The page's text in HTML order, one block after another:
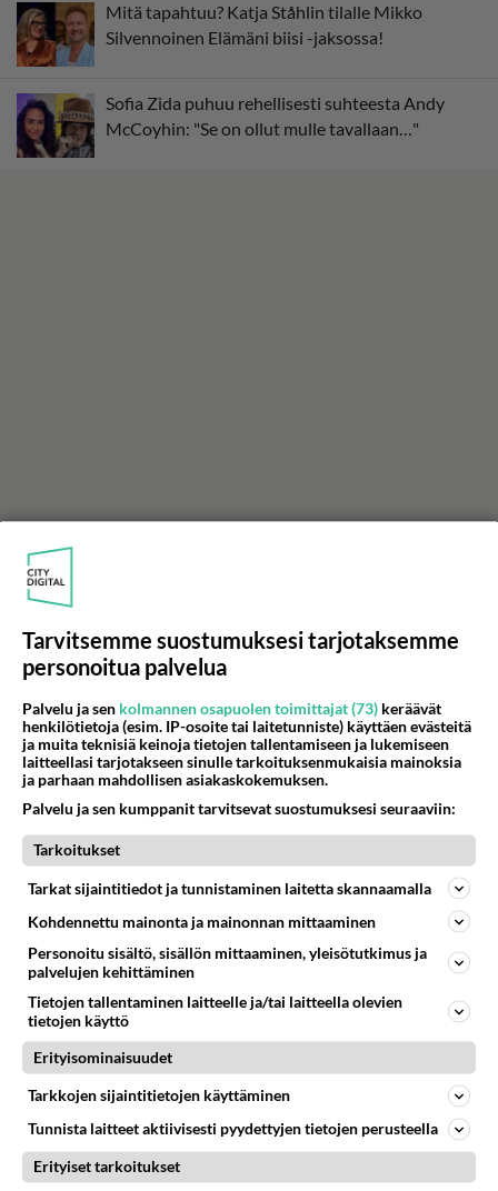
Mitä tapahtuu? Katja Ståhlin tilalle Mikko
Silvennoinen Elämäni biisi -jaksossa!
Sofia Zida puhuu rehellisesti suhteesta Andy
McCoyhin: "Se on ollut mulle tavallaan…"
LUETUIMMAT
Muistatko? Kädestä suuhun
elävä Satu sai jättimäisen
rahasalkun Henry-
miljonääriltä
Tiesitkö? Martina Aitolehden
isäpuoli on tämä suosittu
laulaja
Tarvitsemme suostumuksesi tarjotaksemme
personoitua palvelua
Palvelu ja sen kolmannen osapuolen toimittajat (73) keräävät
henkilötietoja (esim. IP-osoite tai laitetunniste) käyttäen evästeitä
ja muita teknisiä keinoja tietojen tallentamiseen ja lukemiseen
laitteellasi tarjotakseen sinulle tarkoituksenmukaisia mainoksia
ja parhaan mahdollisen asiakaskokemuksen.
Palvelu ja sen kumppanit tarvitsevat suostumuksesi seuraaviin:
Tarkoitukset
Tarkat sijaintitiedot ja tunnistaminen laitetta skannaamalla
Kohdennettu mainonta ja mainonnan mittaaminen
Personoitu sisältö, sisällön mittaaminen, yleisötutkimus ja
palvelujen kehittäminen
Tietojen tallentaminen laitteelle ja/tai laitteella olevien
tietojen käyttö
Erityisominaisuudet
Tarkkojen sijaintitietojen käyttäminen
Tunnista laitteet aktiivisesti pyydettyjen tietojen perusteella
Erityiset tarkoitukset